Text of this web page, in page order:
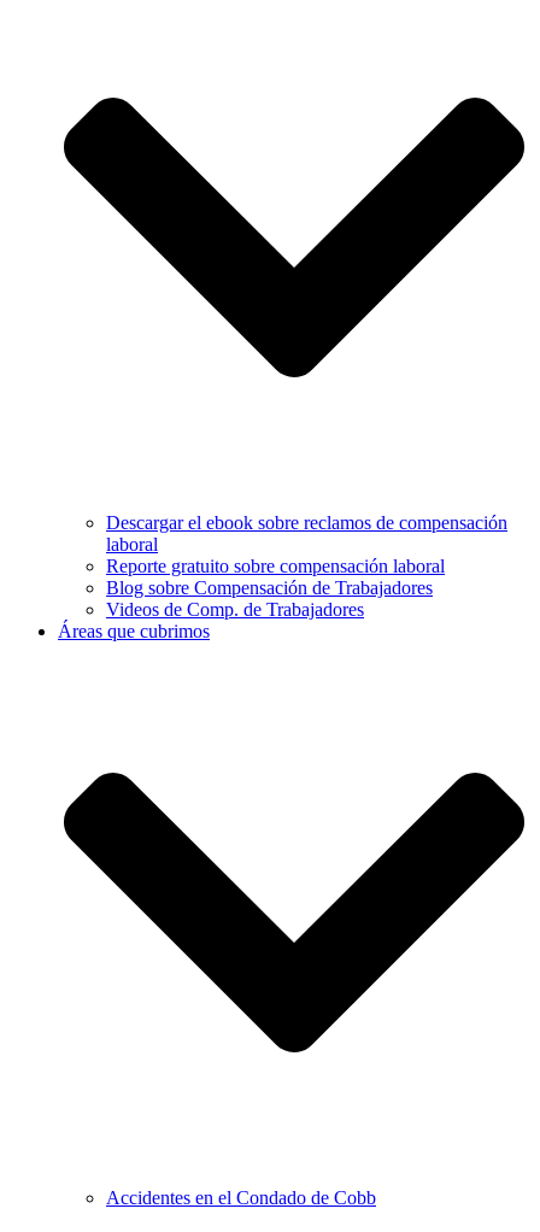
Descargar el ebook sobre reclamos de compensación
laboral
Reporte gratuito sobre compensación laboral
Blog sobre Compensación de Trabajadores
Videos de Comp. de Trabajadores
Áreas que cubrimos
Accidentes en el Condado de Cobb